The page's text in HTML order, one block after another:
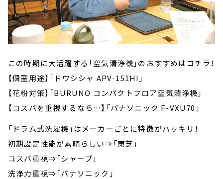
この時期に大活躍する「空気清浄機」のおすすめはコチラ！
【個室用途】「ドウシシャ APV-151HI」
【花粉対策】「BURUNO コンパクトフロア空気清浄機」
【コスパを重視するなら…】「パナソニック F-VXU70」
「ドラム式洗濯機」はメーカーごとに特徴がハッキリ！
初期設定性能が素晴らしい⇒「東芝」
コスパ重視⇒「シャープ」
洗浄力重視⇒「パナソニック」